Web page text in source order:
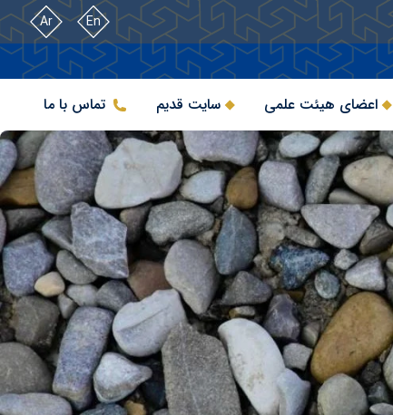
En
Ar
اعضای هیئت علمی سایت قدیم تماس با ما